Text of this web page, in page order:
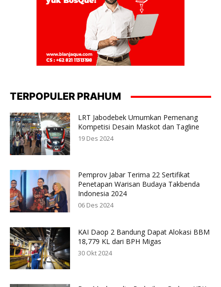
TERPOPULER PRAHUM
LRT Jabodebek Umumkan Pemenang
Kompetisi Desain Maskot dan Tagline
19 Des 2024
Pemprov Jabar Terima 22 Sertifikat
Penetapan Warisan Budaya Takbenda
Indonesia 2024
06 Des 2024
KAI Daop 2 Bandung Dapat Alokasi BBM
18,779 KL dari BPH Migas
30 Okt 2024